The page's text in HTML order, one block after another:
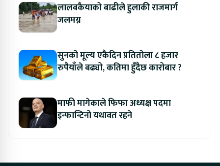
लालबकैयाको बाढीले हुलाकी राजमार्ग
जलमग्न
सुनको मूल्य एकैदिन प्रतितोला ८ हजार
रुपैयाँले बढ्यो, कतिमा हुँदैछ कारोबार ?
माफी मागेकाले फिफा अध्यक्ष पदमा
इन्फान्टिनो यथावत रहने